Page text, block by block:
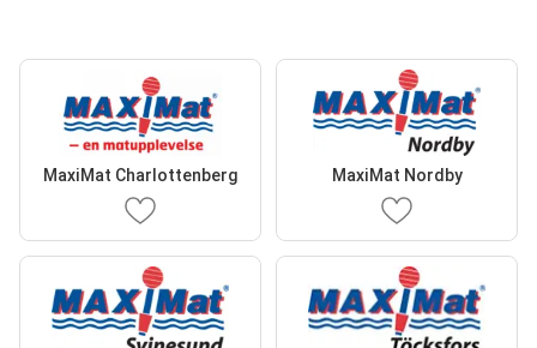
MaxiMat Charlottenberg MaxiMat Nordby